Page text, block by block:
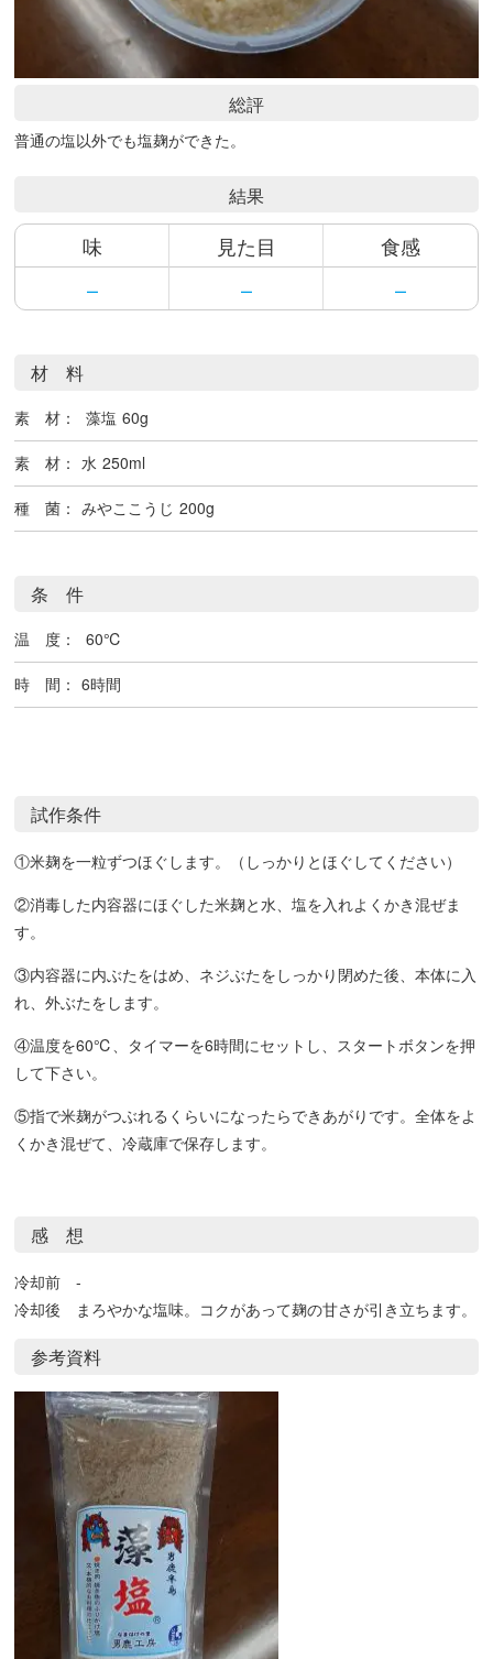
総評
普通の塩以外でも塩麹ができた。
結果
味 見た目
食感
–
– –
材 料
素 材： 藻塩 60g
素 材： 水 250ml
種 菌： みやここうじ 200g
条 件
温 度： 60℃
時 間： 6時間
試作条件
①米麹を一粒ずつほぐします。（しっかりとほぐしてください）
②消毒した内容器にほぐした米麹と水、塩を入れよくかき混ぜま
す。
③内容器に内ぶたをはめ、ネジぶたをしっかり閉めた後、本体に入
れ、外ぶたをします。
④温度を60℃、タイマーを6時間にセットし、スタートボタンを押
して下さい。
⑤指で米麹がつぶれるくらいになったらできあがりです。全体をよ
くかき混ぜて、冷蔵庫で保存します。
感 想
冷却前 -
冷却後 まろやかな塩味。コクがあって麹の甘さが引き立ちます。
参考資料